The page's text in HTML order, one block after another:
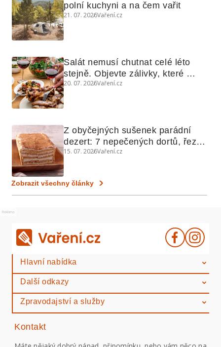
polní kuchyni a na čem vařit
21. 07. 2026Vaření.cz
Salát nemusí chutnat celé léto
stejně. Objevte zálivky, které
využijete i na maso, nudle nebo
20. 07. 2026Vaření.cz
Z obyčejných sušenek parádní
dezert: 7 nepečených dortů, řezů
a koláčů
15. 07. 2026Vaření.cz
Zobrazit všechny články
Reklama
Hlavní nabídka
Další odkazy
Zpravodajství a služby
Kontakt